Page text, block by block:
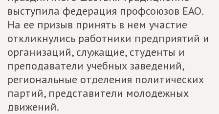
выступила федерация профсоюзов ЕАО.
На ее призыв принять в нем участие
откликнулись работники предприятий и
организаций, служащие, студенты и
преподаватели учебных заведений,
региональные отделения политических
партий, представители молодежных
движений.